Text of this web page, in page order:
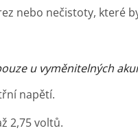
nebo nečistoty, které
u vyměnitelných
napětí.
2,75 voltů.